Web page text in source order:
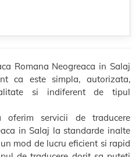
Romana Neogreaca in Salaj
ca este simpla, autorizata,
si indiferent de tipul
oferim servicii de traducere
in Salaj la standarde inalte
mod de lucru eficient si rapid